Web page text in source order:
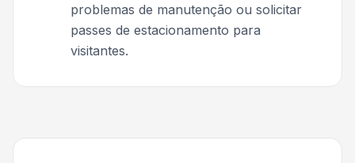
problemas de manutenção ou solicitar
passes de estacionamento para
visitantes.